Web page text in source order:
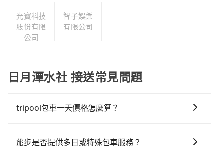
光寶科技
股份有限
公司
智子娛樂
有限公司
日月潭水社 接送常見問題
tripool包車一天價格怎麼算？
需行程的公里數及車型而有所不同，建議可以直接上旅
旅步是否提供多日或特殊包車服務？